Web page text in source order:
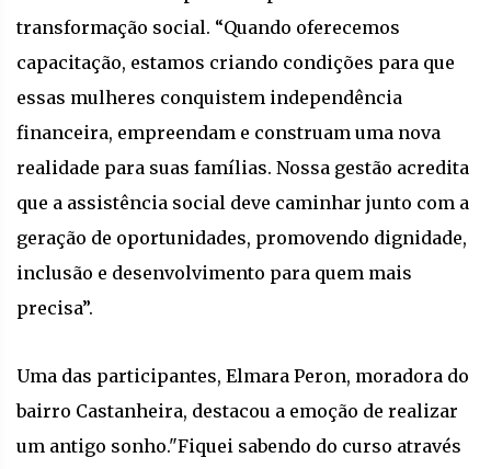
transformação social. “Quando oferecemos
capacitação, estamos criando condições para que
essas mulheres conquistem independência
financeira, empreendam e construam uma nova
realidade para suas famílias. Nossa gestão acredita
que a assistência social deve caminhar junto com a
geração de oportunidades, promovendo dignidade,
inclusão e desenvolvimento para quem mais
precisa”.
Uma das participantes, Elmara Peron, moradora do
bairro Castanheira, destacou a emoção de realizar
um antigo sonho."Fiquei sabendo do curso através